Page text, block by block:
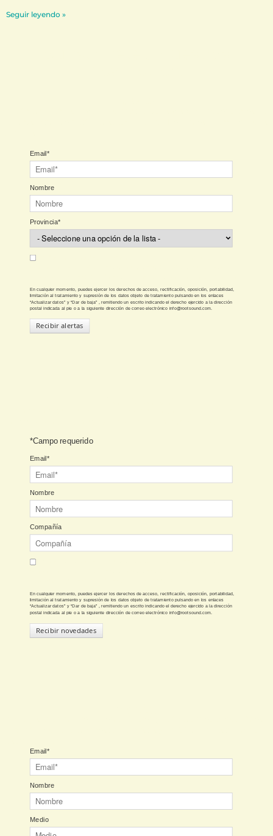
Seguir leyendo »
Email*
Nombre
Provincia*
En cualquier momento, puedes ejercer los derechos de acceso, rectificación, oposición, portabilidad,
limitación al tratamiento y supresión de los datos objeto de tratamiento pulsando en los enlaces
“Actualizar datos” y “Dar de baja” , remitiendo un escrito indicando el derecho ejercido a la dirección
postal indicada al pie o a la siguiente dirección de correo electrónico info@rootsound.com.
Recibir alertas
*Campo requerido
Email*
Nombre
Compañía
En cualquier momento, puedes ejercer los derechos de acceso, rectificación, oposición, portabilidad,
limitación al tratamiento y supresión de los datos objeto de tratamiento pulsando en los enlaces
“Actualizar datos” y “Dar de baja” , remitiendo un escrito indicando el derecho ejercido a la dirección
postal indicada al pie o a la siguiente dirección de correo electrónico info@rootsound.com.
Recibir novedades
Email*
Nombre
Medio